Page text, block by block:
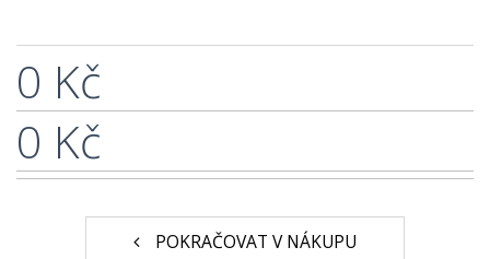
0 Kč
0 Kč
POKRAČOVAT V NÁKUPU